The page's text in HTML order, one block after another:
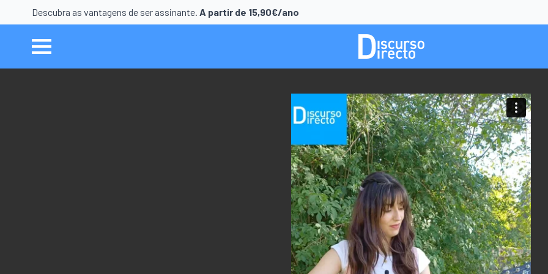
Descubra as vantagens de ser assinante. A partir de 15,90€/ano